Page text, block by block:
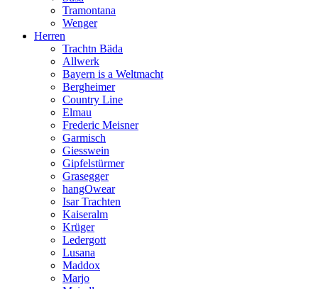
Tramontana
Wenger
Herren
Trachtn Bäda
Allwerk
Bayern is a Weltmacht
Bergheimer
Country Line
Elmau
Frederic Meisner
Garmisch
Giesswein
Gipfelstürmer
Grasegger
hangOwear
Isar Trachten
Kaiseralm
Krüger
Ledergott
Lusana
Maddox
Marjo